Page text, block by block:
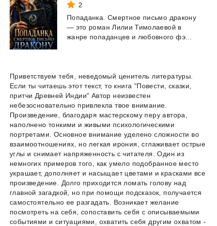
2
Попаданка.
Смертное письмо дракону
— это роман Лилии Тимолаевой в
жанре попаданцев и любовного фэ...
Приветствуем тебя, неведомый ценитель литературы.
Если ты читаешь этот текст, то книга "Повести, сказки,
притчи Древней Индии" Автор неизвестен
небезосновательно привлекла твое внимание.
Произведение, благодаря мастерскому перу автора,
наполнено тонкими и живыми психологическими
портретами. Основное внимание уделено сложности во
взаимоотношениях, но легкая ирония, сглаживает острые
углы и снимает напряженность с читателя. Один из
немногих примеров того, как умело подобранное место
украшает, дополняет и насыщает цветами и красками все
произведение. Долго приходится ломать голову над
главной загадкой, но при помощи подсказок, получается
самостоятельно ее разгадать. Возникает желание
посмотреть на себя, сопоставить себя с описываемыми
событиями и ситуациями, охватить себя другим охватом -